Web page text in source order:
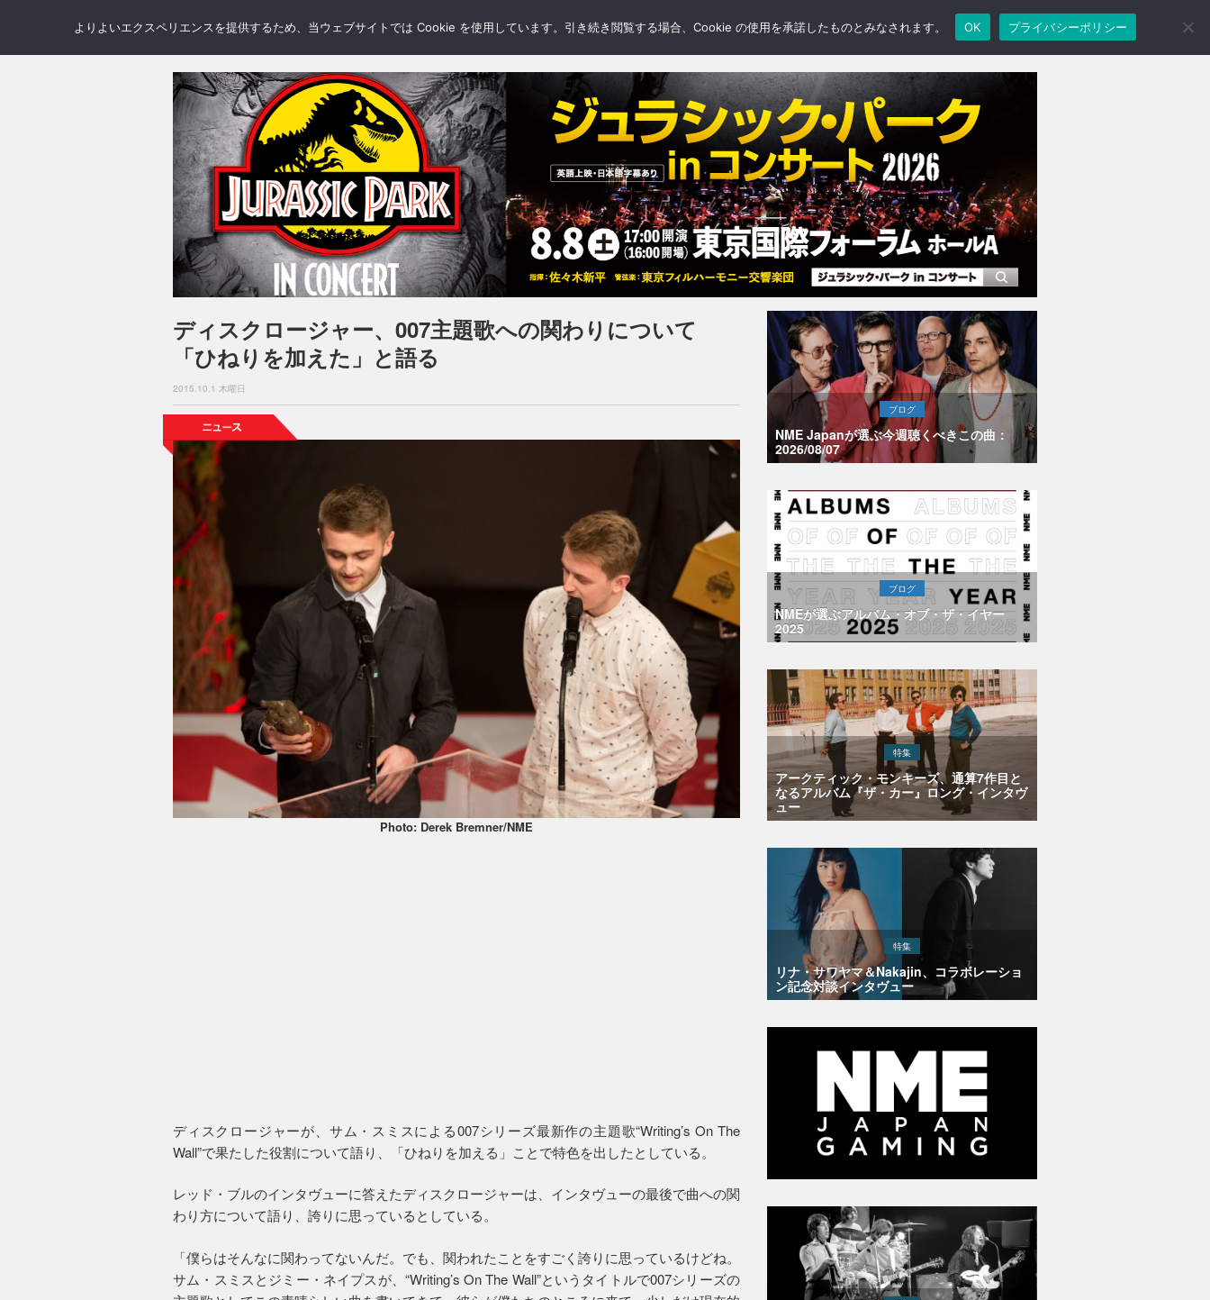
NEWS REVIEWS GALLERY BLOGS FEATURE
ディスクロージャー、007主題歌への関わりについて
「ひねりを加えた」と語る
2015.10.1 木曜日
Photo: Derek Bremner/NME
ディスクロージャーが、サム・スミスによる007シリーズ最新作の主題歌“Writing’s On The
Wall”で果たした役割について語り、「ひねりを加える」ことで特色を出したとしている。
レッド・ブルのインタヴューに答えたディスクロージャーは、インタヴューの最後で曲への関
わり方について語り、誇りに思っているとしている。
「僕らはそんなに関わってないんだ。でも、関われたことをすごく誇りに思っているけどね。
サム・スミスとジミー・ネイプスが、“Writing’s On The Wall”というタイトルで007シリーズの
ブログ
NME Japanが選ぶ今週聴くべきこの曲：
2026/08/07
ブログ
NMEが選ぶアルバム・オブ・ザ・イヤー
2025
特集
アークティック・モンキーズ、通算7作目と
なるアルバム『ザ・カー』ロング・インタヴ
ュー
特集
リナ・サワヤマ＆Nakajin、コラボレーショ
ン記念対談インタヴュー
よりよいエクスペリエンスを提供するため、当ウェブサイトでは Cookie を使用しています。引き続き閲覧する場合、Cookie の使用を承諾したものとみなされます。 OK プライバシーポリシー